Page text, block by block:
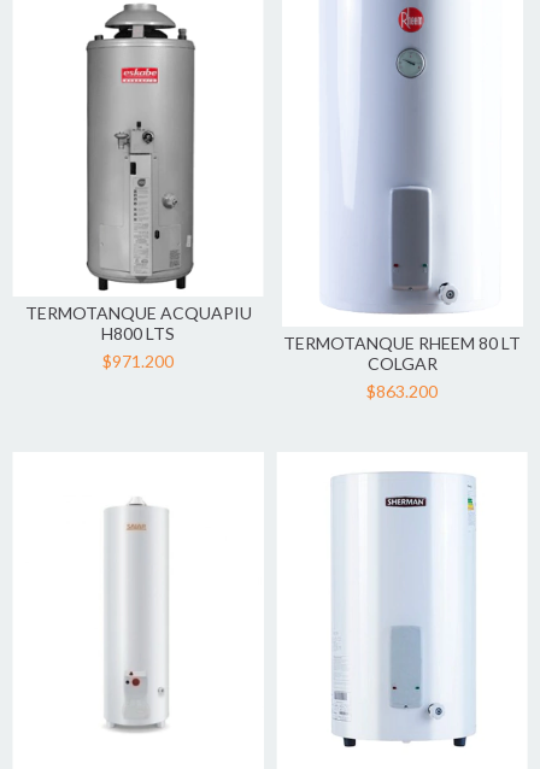
TERMOTANQUE ACQUAPIU
H800 LTS
$971.200
TERMOTANQUE RHEEM 80 LT
COLGAR
$863.200